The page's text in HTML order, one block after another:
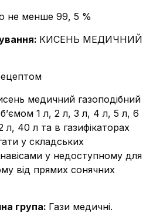
не менше 99, 5 %
: КИСЕНЬ МЕДИЧНИЙ
медичний газоподібний
1 л, 2 л, 3 л, 4 л, 5 л, 6
л, 40 л та в газифікаторах
у складських
у недоступному для
від прямих сонячних
група: Гази медичні.